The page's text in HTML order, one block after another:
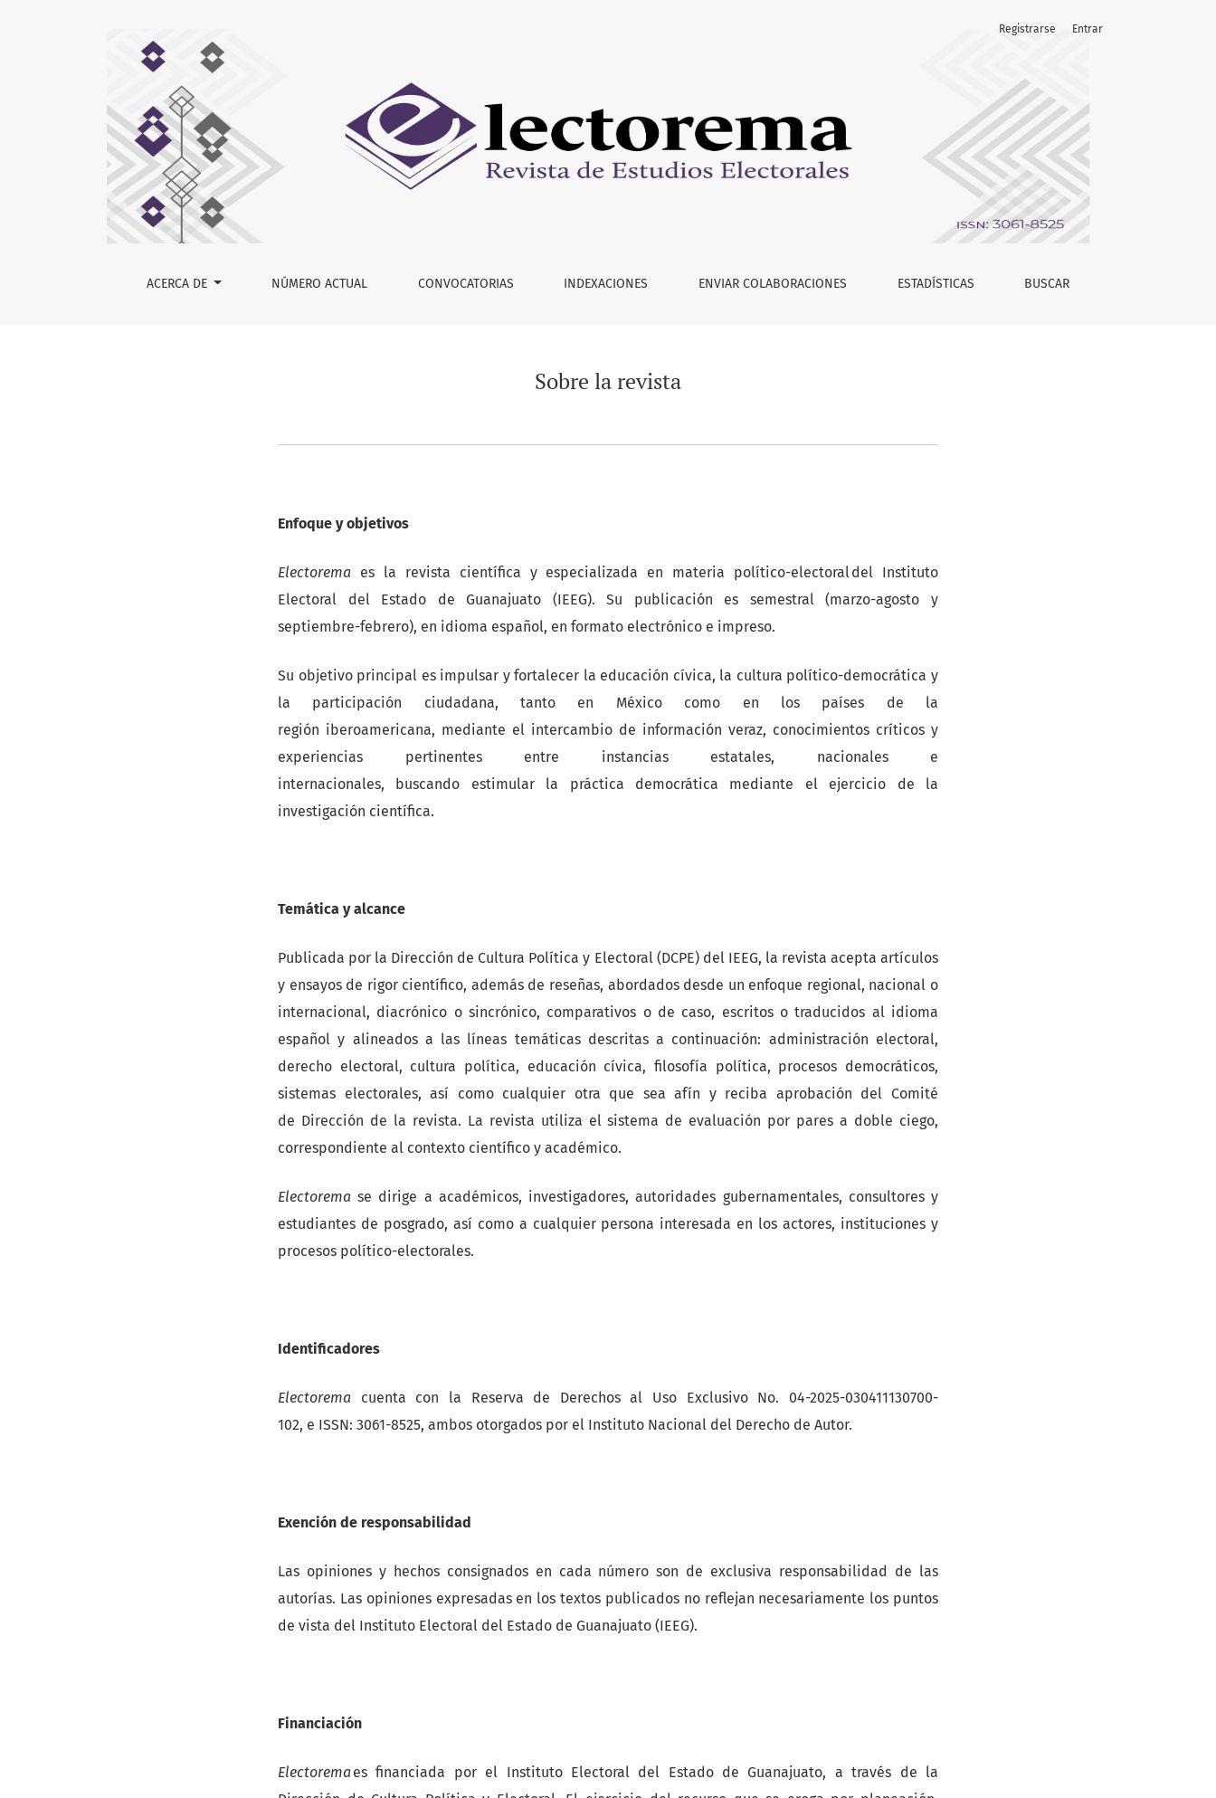
Sobre la revista
ACERCA DE NÚMERO ACTUAL CONVOCATORIAS INDEXACIONES ENVIAR COLABORACIONES ESTADÍSTICAS BUSCAR
Registrarse Entrar
Sobre la revista
Enfoque y objetivos
Electorema es la revista científica y especializada en materia político-electoral del Instituto
Electoral del Estado de Guanajuato (IEEG). Su publicación es semestral (marzo-agosto y
septiembre-febrero), en idioma español, en formato electrónico e impreso.
Su objetivo principal es impulsar y fortalecer la educación cívica, la cultura político-democrática y
la participación ciudadana, tanto en México como en los países de la
región iberoamericana, mediante el intercambio de información veraz, conocimientos críticos y
experiencias pertinentes entre instancias estatales, nacionales e
internacionales, buscando estimular la práctica democrática mediante el ejercicio de la
investigación científica.
Temática y alcance
Publicada por la Dirección de Cultura Política y Electoral (DCPE) del IEEG, la revista acepta artículos
y ensayos de rigor científico, además de reseñas, abordados desde un enfoque regional, nacional o
internacional, diacrónico o sincrónico, comparativos o de caso, escritos o traducidos al idioma
español y alineados a las líneas temáticas descritas a continuación: administración electoral,
derecho electoral, cultura política, educación cívica, filosofía política, procesos democráticos,
sistemas electorales, así como cualquier otra que sea afín y reciba aprobación del Comité
de Dirección de la revista. La revista utiliza el sistema de evaluación por pares a doble ciego,
correspondiente al contexto científico y académico.
Electorema se dirige a académicos, investigadores, autoridades gubernamentales, consultores y
estudiantes de posgrado, así como a cualquier persona interesada en los actores, instituciones y
procesos político-electorales.
Identificadores
Electorema cuenta con la Reserva de Derechos al Uso Exclusivo No. 04-2025-030411130700-
102, e ISSN: 3061-8525, ambos otorgados por el Instituto Nacional del Derecho de Autor.
Exención de responsabilidad
Las opiniones y hechos consignados en cada número son de exclusiva responsabilidad de las
autorías. Las opiniones expresadas en los textos publicados no reflejan necesariamente los puntos
de vista del Instituto Electoral del Estado de Guanajuato (IEEG).
Financiación
Electoremaes financiada por el Instituto Electoral del Estado de Guanajuato, a través de la